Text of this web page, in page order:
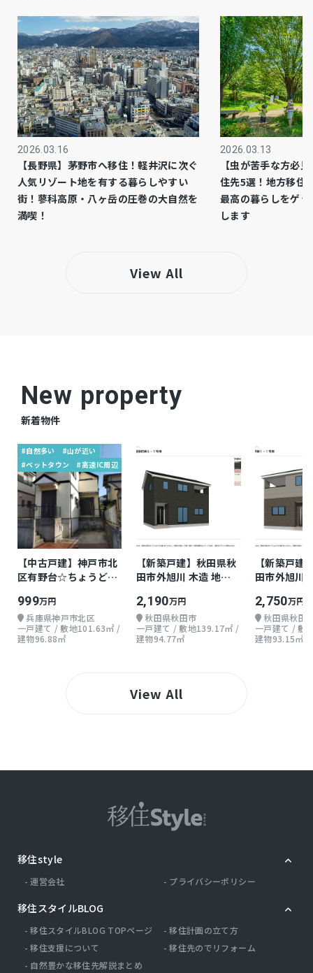
都市計画 市街化区域
用途地域 1種低層
設備・条件
システムキッチン、オール電化、シャンプード
レッサー、洗浄便座、駐車場２台分、駐車場３
台分、広い庭、並列３台駐車、一部リフォーム
備考
※築年数不詳 ※増築未登記あり（約30.91
㎡） ※公課証明書によると延床面積は142.31
㎡・昭和17年8月建築 ※前面道路は42条２項
道路 ※2025年12月、表装リフォーム実施
2026.03.16
【長野県】茅野市へ移住！軽井沢に次ぐ
人気リゾート地を有する暮らしやすい
街！蓼科高原・八ヶ岳の圧巻の大自然を
満喫！
2026.03.13
【虫が苦手な方必
住先5選！地方移住
最高の暮らしをゲ
します
View All
New property
新着物件
#自然多い
#山が近い
#ベットタウン
#高速IC周辺
【中古戸建】神戸市北
区有野台☆ちょうどよ
999万円
兵庫県神戸市北区
一戸建て / 敷地101.63㎡ /
建物96.88㎡
【新築戸建】秋田県秋
田市外旭川 木造 地上2
2,190万円
秋田県秋田市
一戸建て / 敷地139.17㎡ /
建物94.77㎡
【新築戸建
田市外旭川
2,750万円
秋田県秋田
一戸建て / 敷
建物93.15㎡
View All
移住style
運営会社 プライバシーポリシー
移住スタイルBLOG
移住スタイルBLOG TOPページ
移住計画の立て方
移住支援について
移住先のでリフォーム
自然豊かな移住先解説まとめ